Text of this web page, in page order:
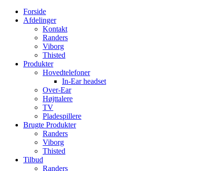
Forside
Afdelinger
Kontakt
Randers
Viborg
Thisted
Produkter
Hovedtelefoner
In-Ear headset
Over-Ear
Højttalere
TV
Pladespillere
Brugte Produkter
Randers
Viborg
Thisted
Tilbud
Randers